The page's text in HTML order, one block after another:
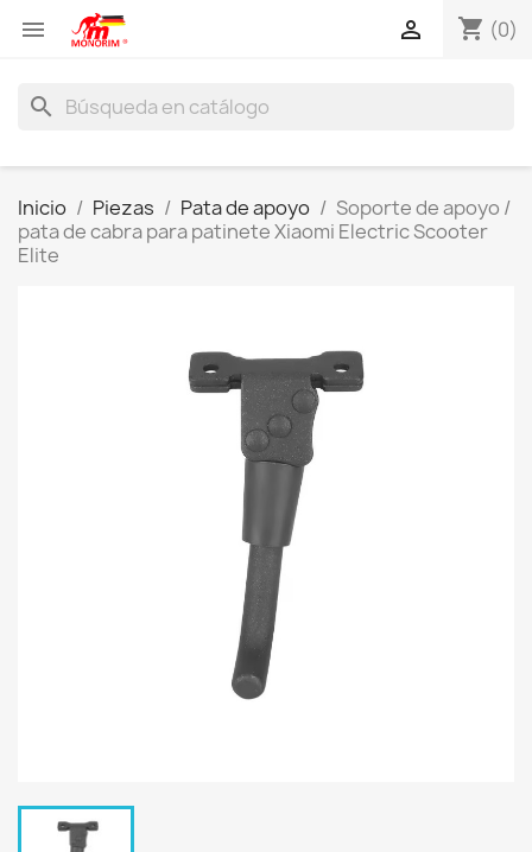
 shopping_cart (0)

search
Inicio Piezas Pata de apoyo
Soporte de apoyo /
pata de cabra para patinete Xiaomi Electric Scooter
Elite